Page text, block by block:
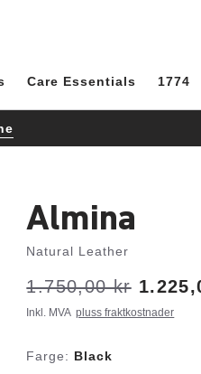
Care Essentials 1774
Almina
Natural Leather
Var:
1.750,00 kr
er
s
p
rInkl. MVA pluss fraktkostnader
Farge: Black